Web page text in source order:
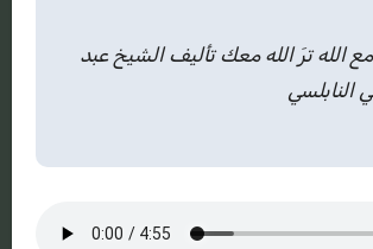
الله ترَ الله معك تأليف الشيخ عبد
النابلسي